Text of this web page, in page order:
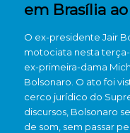
em Brasília
O ex-presidente Jair
motociata nesta
ex-primeira-dama
Bolsonaro. O ato foi
cerco jurídico do
discursos, Bolsonaro
de som, sem passar